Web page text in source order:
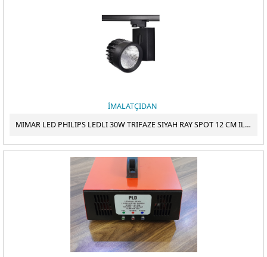
SMD LED - COB LED ÇIP - POWER LED ÇIP - CREE LED ÇIP - SAMSUNG
KUYUMCU LED VITRIN AYDINLATMALARI
İMALATÇIDAN
MIMAR LED PHILIPS LEDLI 30W TRIFAZE SIYAH RAY SPOT 12 CM ILIK BEYAZ IŞIK 4000K